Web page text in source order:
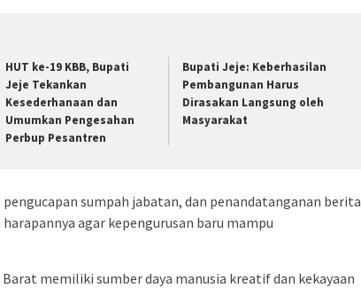
HUT ke-19 KBB, Bupati
Jeje Tekankan
Kesederhanaan dan
Umumkan Pengesahan
Perbup Pesantren
Bupati Jeje: Keberhasilan
Pembangunan Harus
Dirasakan Langsung oleh
Masyarakat
sumpah jabatan, dan penandatanganan berita
agar kepengurusan baru mampu
memiliki sumber daya manusia kreatif dan kekayaan